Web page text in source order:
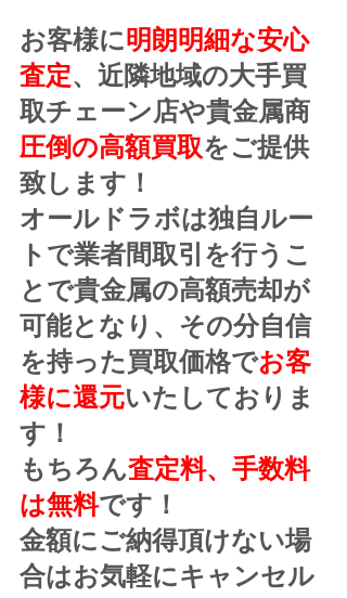
お客様に明朗明細な安心
査定、近隣地域の大手買
取チェーン店や貴金属商
圧倒の高額買取をご提供
致します！
オールドラボは独自ルー
トで業者間取引を行うこ
とで貴金属の高額売却が
可能となり、その分自信
を持った買取価格でお客
様に還元いたしておりま
す！
もちろん査定料、手数料
は無料です！
金額にご納得頂けない場
合はお気軽にキャンセル